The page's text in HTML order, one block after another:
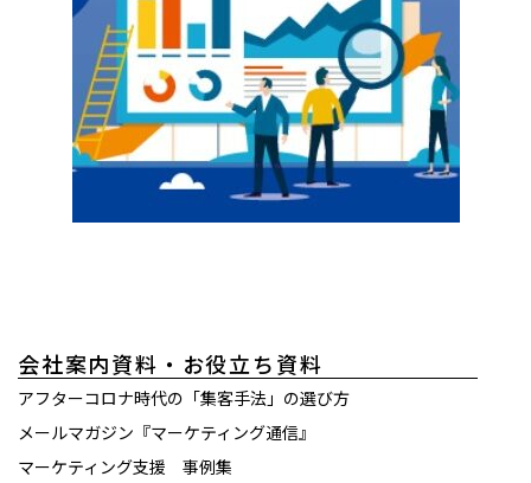
会社案内資料・お役立ち資料
アフターコロナ時代の「集客手法」の選び方
メールマガジン『マーケティング通信』
マーケティング支援 事例集